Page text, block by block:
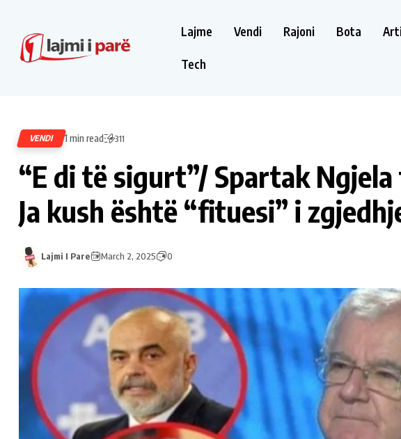
Lajme Vendi Rajoni Bota
Tech
VENDI 1 min read 311
“E di të sigurt”/ Spartak
Ja kush është “fituesi” i
Lajmi I Pare March 2, 2025 0